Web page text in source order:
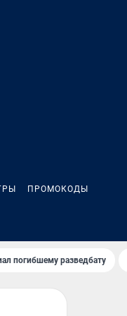
ПРОМОКОДЫ
погибшему разведбату